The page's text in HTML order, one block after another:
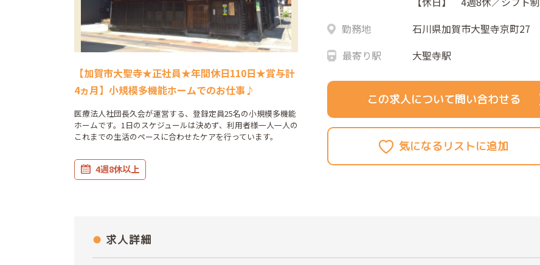
【加賀市大聖寺★正社員★年間休日110日★賞与計
4ヵ月】小規模多機能ホームでのお仕事♪
医療法人社団長久会が運営する、登録定員25名の小規模多機能
ホームです。1日のスケジュールは決めず、利用者様一人一人の
これまでの生活のペースに合わせたケアを行っています。
4週8休以上
勤務地
石川県加賀市大聖寺京町27
最寄り駅
大聖寺駅
この求人について問い合わせる
求人詳細